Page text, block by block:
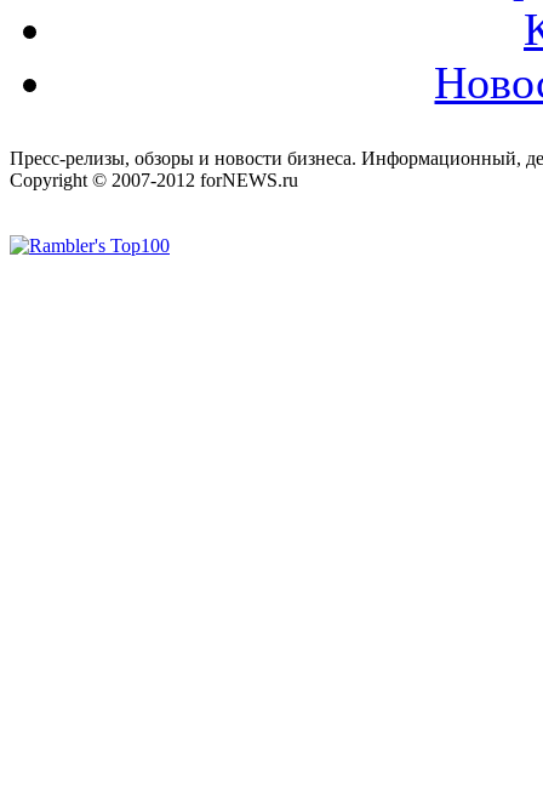
Пресс-релизы, обзоры и новости бизнеса. Информационный,
Copyright © 2007-2012 forNEWS.ru